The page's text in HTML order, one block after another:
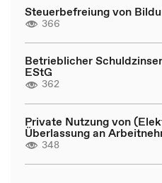
Steuerbefreiung von
366
Betrieblicher
EStG
362
Private Nutzung von
Überlassung an
348